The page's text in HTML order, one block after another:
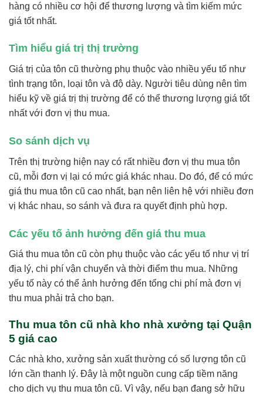
hàng có nhiều cơ hội để thương lượng và tìm kiếm mức
giá tốt nhất.
Tìm hiểu giá trị thị trường
Giá trị của tôn cũ thường phụ thuộc vào nhiều yếu tố như
tình trạng tôn, loại tôn và độ dày. Người tiêu dùng nên tìm
hiểu kỹ về giá trị thị trường để có thể thương lượng giá tốt
nhất với đơn vị thu mua.
So sánh dịch vụ
Trên thị trường hiện nay có rất nhiều đơn vị thu mua tôn
cũ, mỗi đơn vị lại có mức giá khác nhau. Do đó, để có mức
giá thu mua tôn cũ cao nhất, bạn nên liên hệ với nhiều đơn
vị khác nhau, so sánh và đưa ra quyết định phù hợp.
Các yếu tố ảnh hưởng đến giá thu mua
Giá thu mua tôn cũ còn phụ thuộc vào các yếu tố như vị trí
địa lý, chi phí vận chuyển và thời điểm thu mua. Những
yếu tố này có thể ảnh hưởng đến tổng chi phí mà đơn vị
thu mua phải trả cho bạn.
Thu mua tôn cũ nhà kho nhà xưởng tại Quận
5 giá cao
Các nhà kho, xưởng sản xuất thường có số lượng tôn cũ
lớn cần thanh lý. Đây là một nguồn cung cấp tiềm năng
cho dịch vụ thu mua tôn cũ. Vì vậy, nếu bạn đang sở hữu